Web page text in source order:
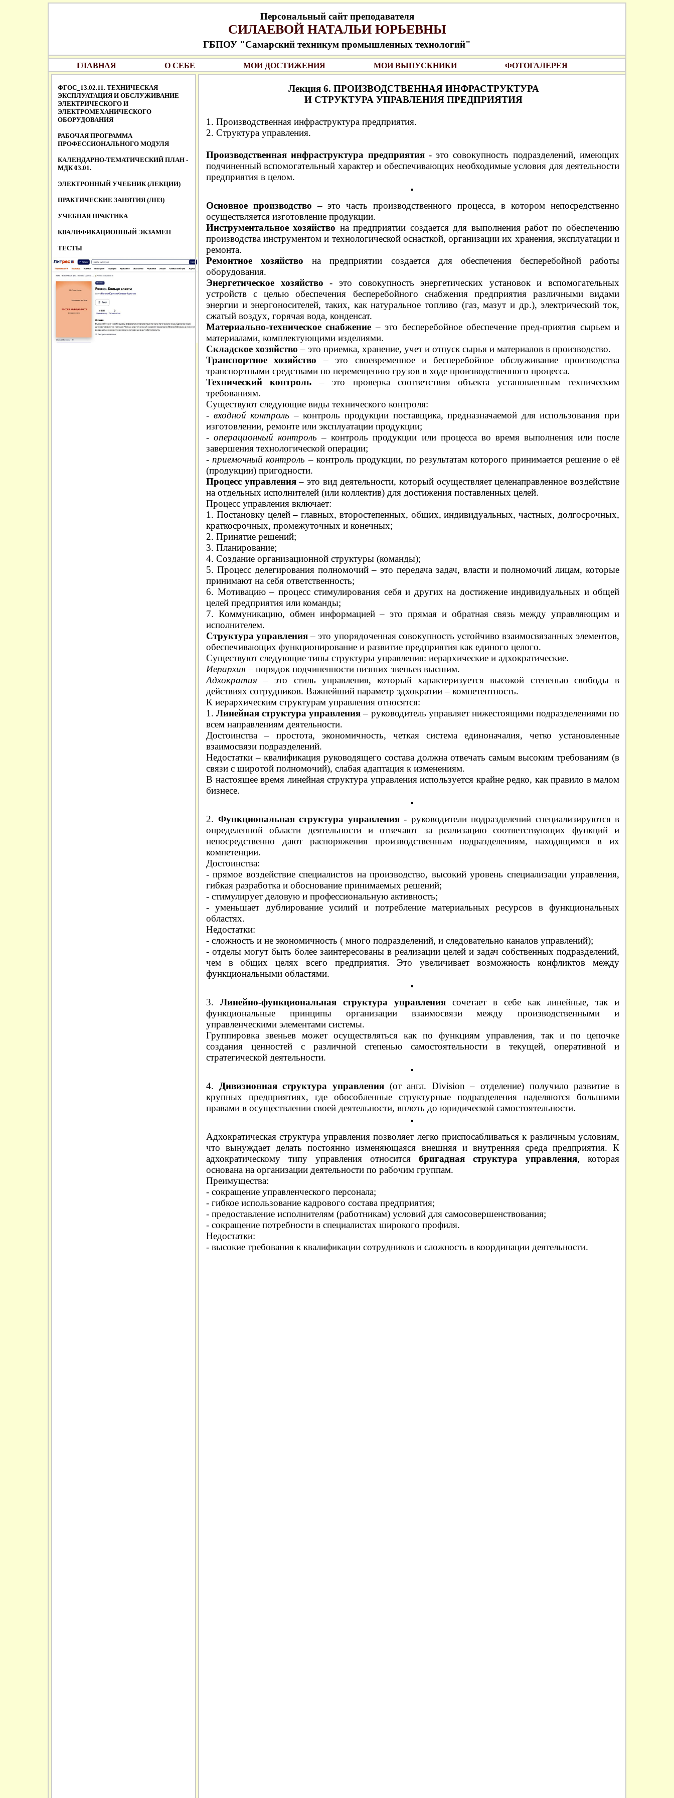
Персональный сайт преподавателя
СИЛАЕВОЙ НАТАЛЬИ ЮРЬЕВНЫ
ГБПОУ "Самарский техникум промышленных технологий"
ГЛАВНАЯ О СЕБЕ МОИ ДОСТИЖЕНИЯ МОИ ВЫПУСКНИКИ ФОТОГАЛЕРЕЯ
ФГОС_13.02.11. ТЕХНИЧЕСКАЯ
ЭКСПЛУАТАЦИЯ И ОБСЛУЖИВАНИЕ
ЭЛЕКТРИЧЕСКОГО И
ЭЛЕКТРОМЕХАНИЧЕСКОГО
ОБОРУДОВАНИЯ
РАБОЧАЯ ПРОГРАММА
ПРОФЕССИОНАЛЬНОГО МОДУЛЯ
КАЛЕНДАРНО-ТЕМАТИЧЕСКИЙ ПЛАН -
МДК 03.01.
ЭЛЕКТРОННЫЙ УЧЕБНИК (ЛЕКЦИИ)
ПРАКТИЧЕСКИЕ ЗАНЯТИЯ (ЛПЗ)
УЧЕБНАЯ ПРАКТИКА
КВАЛИФИКАЦИОННЫЙ ЭКЗАМЕН
ТЕСТЫ
Лекция 6. ПРОИЗВОДСТВЕННАЯ ИНФРАСТРУКТУРА
И СТРУКТУРА УПРАВЛЕНИЯ ПРЕДПРИЯТИЯ
1. Производственная инфраструктура предприятия.
2. Структура управления.
Производственная инфраструктура предприятия- это совокупность подразделений, имеющих
подчиненный вспомогательный характер и обеспечивающих необходимые условия для деятельности
предприятия в целом.
Основное производство – это часть производственного процесса, в котором непосредственно
осуществляется изготовление продукции.
Инструментальное хозяйство на предприятии создается для выполнения работ по обеспечению
производства инструментом и технологической оснасткой, организации их хранения, эксплуатации и
ремонта.
Ремонтное хозяйство на предприятии создается для обеспечения бесперебойной работы
оборудования.
Энергетическое хозяйство - это совокупность энергетических установок и вспомогательных
устройств с целью обеспечения бесперебойного снабжения предприятия различными видами
энергии и энергоносителей, таких, как натуральное топливо (газ, мазут и др.), электрический ток,
сжатый воздух, горячая вода, конденсат.
Материально-техническое снабжение – это бесперебойное обеспечение пред-приятия сырьем и
материалами, комплектующими изделиями.
Складское хозяйство – это приемка, хранение, учет и отпуск сырья и материалов в производство.
Транспортное хозяйство – это своевременное и бесперебойное обслуживание производства
транспортными средствами по перемещению грузов в ходе производственного процесса.
Технический контроль – это проверка соответствия объекта установленным техническим
требованиям.
Существуют следующие виды технического контроля:
- входной контроль– контроль продукции поставщика, предназначаемой для использования при
изготовлении, ремонте или эксплуатации продукции;
-операционный контроль– контроль продукции или процесса во время выполнения или после
завершения технологической операции;
- приемочный контроль– контроль продукции, по результатам которого принимается решение о её
(продукции) пригодности.
Процесс управления– это вид деятельности, который осуществляет целенаправленное воздействие
на отдельных исполнителей (или коллектив) для достижения поставленных целей.
Процесс управления включает:
1. Постановку целей – главных, второстепенных, общих, индивидуальных, частных, долгосрочных,
краткосрочных, промежуточных и конечных;
2. Принятие решений;
3. Планирование;
4. Создание организационной структуры (команды);
5. Процесс делегирования полномочий – это передача задач, власти и полномочий лицам, которые
принимают на себя ответственность;
6. Мотивацию – процесс стимулирования себя и других на достижение индивидуальных и общей
целей предприятия или команды;
7. Коммуникацию, обмен информацией – это прямая и обратная связь между управляющим и
исполнителем.
Структура управления– это упорядоченная совокупность устойчиво взаимосвязанных элементов,
обеспечивающих функционирование и развитие предприятия как единого целого.
Существуют следующие типы структуры управления: иерархические и адхократические.
Иерархия– порядок подчиненности низших звеньев высшим.
Адхократия– это стиль управления, который характеризуется высокой степенью свободы в
действиях сотрудников. Важнейший параметр эдхократии – компетентность.
К иерархическим структурам управления относятся:
1.Линейная структура управления– руководитель управляет нижестоящими подразделениями по
всем направлениям деятельности.
Достоинства – простота, экономичность, четкая система единоначалия, четко установленные
взаимосвязи подразделений.
Недостатки – квалификация руководящего состава должна отвечать самым высоким требованиям (в
связи с широтой полномочий), слабая адаптация к изменениям.
В настоящее время линейная структура управления используется крайне редко, как правило в малом
бизнесе.
2. Функциональная структура управления- руководители подразделений специализируются в
определенной области деятельности и отвечают за реализацию соответствующих функций и
непосредственно дают распоряжения производственным подразделениям, находящимся в их
компетенции.
Достоинства:
- прямое воздействие специалистов на производство, высокий уровень специализации управления,
гибкая разработка и обоснование принимаемых решений;
- стимулирует деловую и профессиональную активность;
- уменьшает дублирование усилий и потребление материальных ресурсов в функциональных
областях.
Недостатки:
- сложность и не экономичность ( много подразделений, и следовательно каналов управлений);
- отделы могут быть более заинтересованы в реализации целей и задач собственных подразделений,
чем в общих целях всего предприятия. Это увеличивает возможность конфликтов между
функциональными областями.
3. Линейно-функциональная структура управления сочетает в себе как линейные, так и
функциональные принципы организации взаимосвязи между производственными и
управленческими элементами системы.
Группировка звеньев может осуществляться как по функциям управления, так и по цепочке
создания ценностей с различной степенью самостоятельности в текущей, оперативной и
стратегической деятельности.
4. Дивизионная структура управления (от англ. Division – отделение) получило развитие в
крупных предприятиях, где обособленные структурные подразделения наделяются большими
правами в осуществлении своей деятельности, вплоть до юридической самостоятельности.
Адхократическая структура управления позволяет легко приспосабливаться к различным условиям,
что вынуждает делать постоянно изменяющаяся внешняя и внутренняя среда предприятия. К
адхократическому типу управления относится бригадная структура управления, которая
основана на организации деятельности по рабочим группам.
Преимущества:
- сокращение управленческого персонала;
- гибкое использование кадрового состава предприятия;
- предоставление исполнителям (работникам) условий для самосовершенствования;
- сокращение потребности в специалистах широкого профиля.
Недостатки:
- высокие требования к квалификации сотрудников и сложность в координации деятельности.